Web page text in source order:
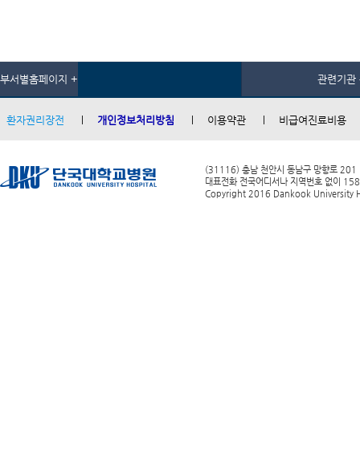
부서별홈페이지 + 관련기관
환자권리장전 개인정보처리방침 이용약관 비급여진료비용
(31116) 충남 천안시 동남구 망향로 201
대표전화 전국어디서나 지역번호 없이
Copyright 2016 Dankook University